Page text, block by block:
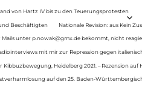
von Hartz IV bis zu den Teuerungsprotesten
Beschäftigten Nationale Revision: aus Kein
unter p.nowak@gmx.de bekommt, nicht
mit mir zur Repression gegen
Heidelberg 2021. – Rezension
auf den 25. Baden-